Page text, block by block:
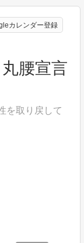
カレンダー登録
腰宣言
を取り戻して